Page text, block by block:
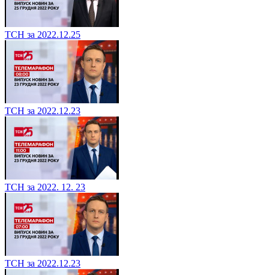
ТСН за 2022.12.25
ТСН за 2022.12.23
ТСН за 2022. 12. 23
ТСН за 2022.12.23